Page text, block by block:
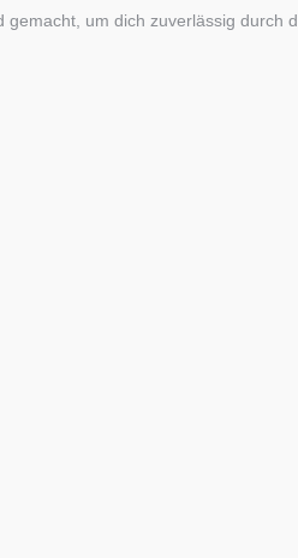
um dich zuverlässig